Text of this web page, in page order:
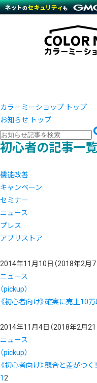
商材一覧
機能一覧を
料金
プラン・
事例
運営サ
サポート一
カラーミーショップ トップ
お知らせ トップ
初心者の記事一覧
機能改善
キャンペーン
セミナー
ニュース
プレス
アプリストア
2014年11月10日 （2018年2月7
ニュース
（pickup）
《初心者向け》確実に売上10
2014年11月4日 （2018年2月21
ニュース
（pickup）
《初心者向け》競合と差がつ
12